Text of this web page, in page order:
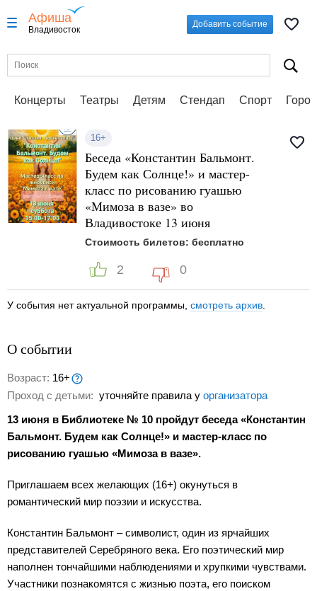
Афиша
Владивосток
Добавить событие
Концерты Театры Детям Стендап Спорт
16+
Беседа «Константин Бальмонт.
Будем как Солнце!» и мастер-
класс по рисованию гуашью
«Мимоза в вазе» во
Владивостоке 13 июня
Стоимость билетов: бесплатно
2 0
У события нет актуальной программы, смотреть архив
О событии
Возраст: 16+
Проход с детьми: уточняйте правила у организатора
13 июня в Библиотеке № 10 пройдут беседа «Константин
Бальмонт. Будем как Солнце!» и мастер-класс по
рисованию гуашью «Мимоза в вазе».
Приглашаем всех желающих (16+) окунуться в
романтический мир поэзии и искусства.
Константин Бальмонт – символист, один из ярчайших
представителей Серебряного века. Его поэтический мир
наполнен тончайшими наблюдениями и хрупкими чувствами.
Участники познакомятся с жизнью поэта, его поиском